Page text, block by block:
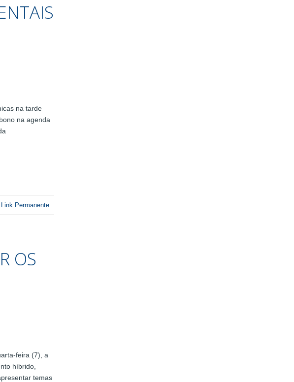
na tarde
na agenda
Link Permanente
OS
feira (7), a
híbrido,
temas